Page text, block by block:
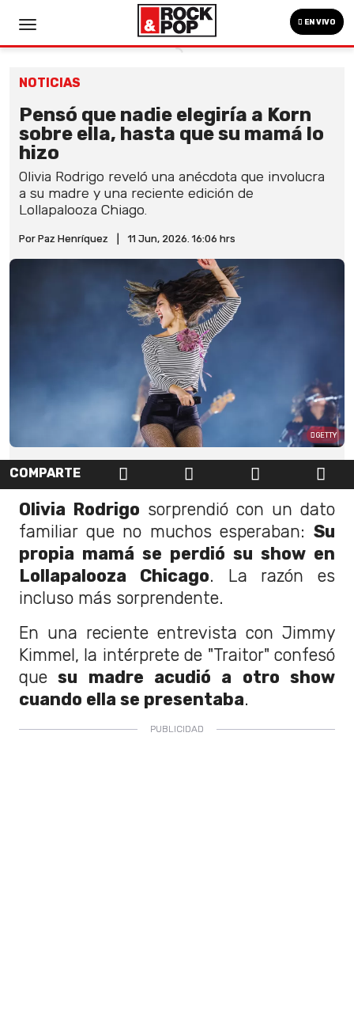
EN VIVO
NOTICIAS
Pensó que nadie elegiría a Korn
sobre ella, hasta que su mamá lo
hizo
Olivia Rodrigo reveló una anécdota que involucra
a su madre y una reciente edición de
Lollapalooza Chiago.
Por Paz Henríquez 11 Jun, 2026. 16:06 hrs
GETTY
COMPARTE
Olivia Rodrigo sorprendió con un dato
familiar que no muchos esperaban: Su
propia mamá se perdió su show en
Lollapalooza Chicago. La razón es
incluso más sorprendente.
En una reciente entrevista con Jimmy
Kimmel, la intérprete de "Traitor" confesó
que su madre acudió a otro show
cuando ella se presentaba.